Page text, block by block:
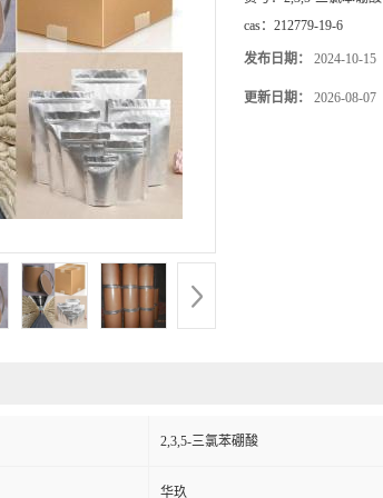
cas： 212779-19-6
发布日期： 2024-10-15
更新日期： 2026-08-07
2,3,5-三氯苯硼酸
华玖